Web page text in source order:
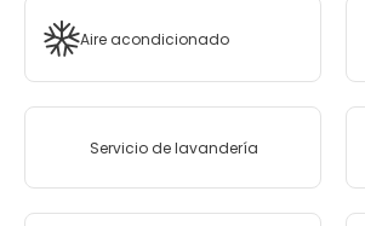
Aire acondicionado
Servicio de lavandería